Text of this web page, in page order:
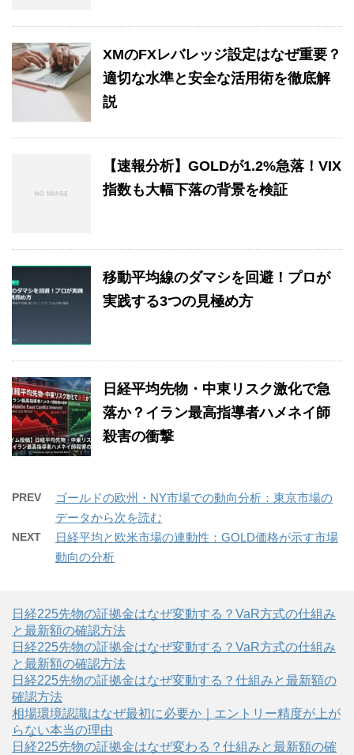
XMのFXレバレッジ設定はなぜ重要？
適切な水準と安全な活用術を徹底解
説
【速報分析】GOLDが1.2%急落！VIX
指数も大幅下落の背景を検証
移動平均線のダマシを回避！プロが
実践する3つの見極め方
日経平均先物・中東リスク激化で急
落か？イラン最高指導者ハメネイ師
殺害の衝撃
PREV
ゴールドの欧州・NY市場での動向分析：東京市場の
データから次を読む
NEXT
日経平均と欧米市場の連動性：GOLD価格が示す市場
動向の分析
日経225先物の証拠金はなぜ変動する？VaR方式の仕組み
と最新額の確認方法
日経225先物の証拠金はなぜ変動する？VaR方式の仕組み
と最新額の確認方法
日経225先物の証拠金はなぜ変動する？仕組みと最新額の
確認方法
相場環境認識はなぜ最初に必要か｜エントリー精度が上が
らない本当の理由
日経225先物の証拠金はなぜ変わる？仕組みと最新額の確